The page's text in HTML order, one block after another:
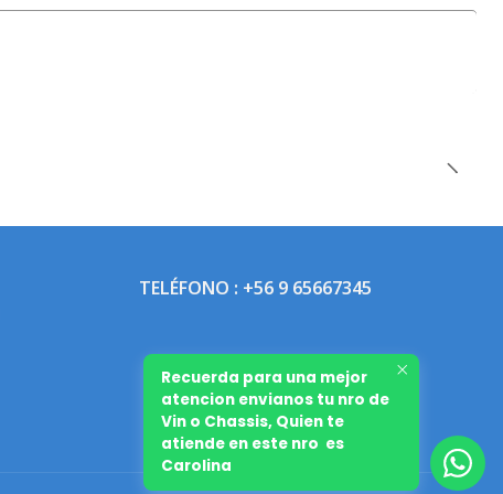
TELÉFONO : +56 9 65667345
Recuerda para una mejor
atencion envianos tu nro de
Vin o Chassis, Quien te
atiende en este nro es
Carolina